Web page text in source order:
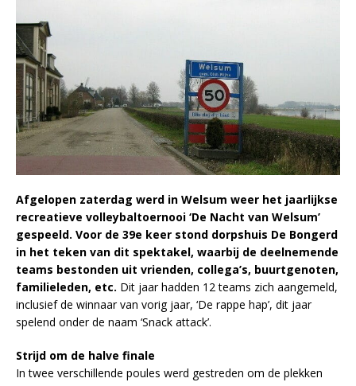
Afgelopen zaterdag werd in Welsum weer het jaarlijkse
recreatieve volleybaltoernooi ‘De Nacht van Welsum’
gespeeld. Voor de 39e keer stond dorpshuis De Bongerd
in het teken van dit spektakel, waarbij de deelnemende
teams bestonden uit vrienden, collega’s, buurtgenoten,
familieleden, etc. Dit jaar hadden 12 teams zich aangemeld,
inclusief de winnaar van vorig jaar, ‘De rappe hap’, dit jaar
spelend onder de naam ‘Snack attack’.
Strijd om de halve finale
In twee verschillende poules werd gestreden om de plekken